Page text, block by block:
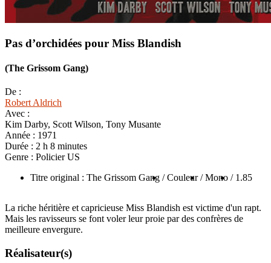
Pas d’orchidées pour Miss Blandish
(The Grissom Gang)
De :
Robert Aldrich
Avec :
Kim Darby, Scott Wilson, Tony Musante
Année : 1971
Durée : 2 h 8 minutes
Genre : Policier US
Titre original : The Grissom Gang / Couleur / Mono / 1.85
La riche héritière et capricieuse Miss Blandish est victime d'un rapt.
Mais les ravisseurs se font voler leur proie par des confrères de
meilleure envergure.
Réalisateur(s)